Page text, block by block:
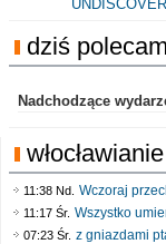
dziś
Nadchodzące
11:38 Nd. Wczoraj
11:17 Śr. Wszystko
07:23 Śr. z gniazdami